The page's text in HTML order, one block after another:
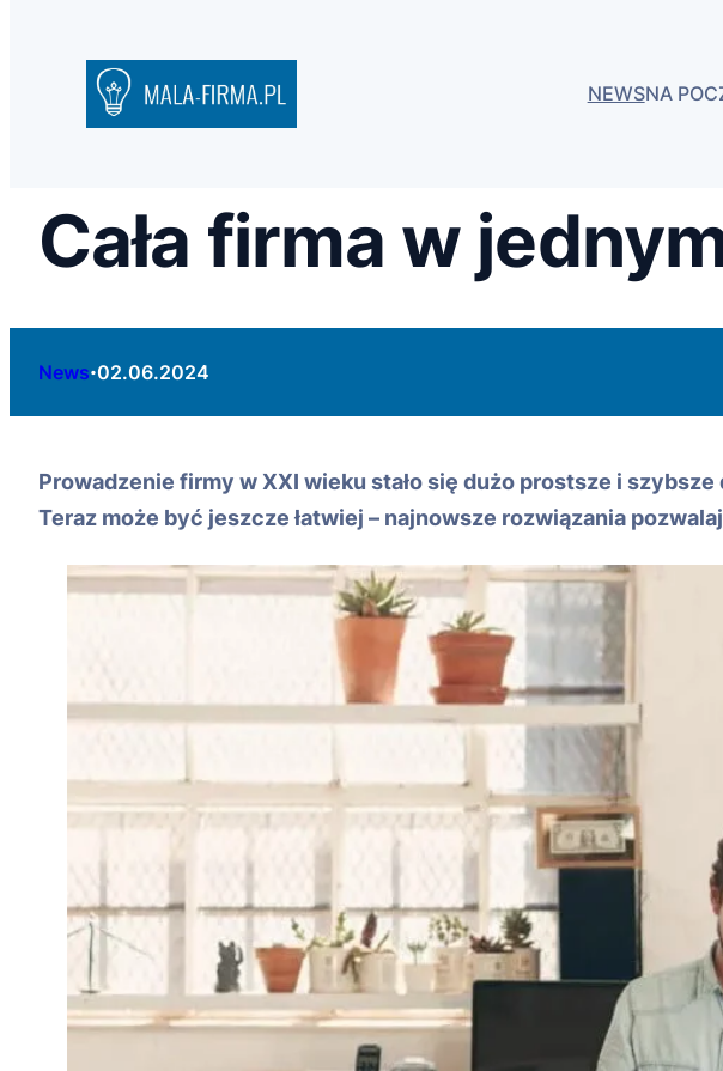
NEWSNA
Cała firma w
News·02.06.2024
Prowadzenie firmy w XXI wieku stało się dużo prostsze i
Teraz może być jeszcze łatwiej – najnowsze rozwiązania